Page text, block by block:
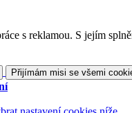
s reklamou. S jejím
Přijímám misi se všemi